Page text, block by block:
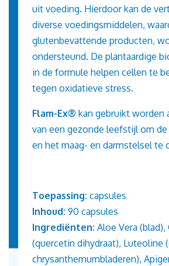
uit voeding. Hierdoor kan de
diverse voedingsmiddelen,
glutenbevattende producten,
ondersteund. De plantaardige
in de formule helpen cellen te
tegen oxidatieve stress.
Flam-Ex® kan gebruikt worden
van een gezonde leefstijl om
en het maag- en darmstelsel te
Toepassing: capsules
Inhoud: 90 capsules
Ingrediënten: Aloe Vera
(quercetin dihydraat), Luteoline
chrysanthemumbladeren),